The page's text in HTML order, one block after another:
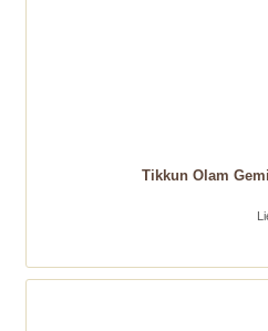
Tikkun Olam